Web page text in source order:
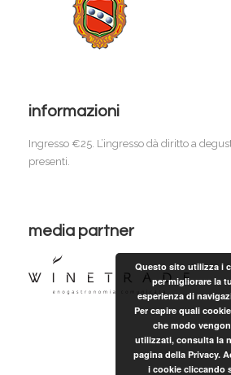
informazioni
Ingresso €25. L’ingresso dà diritto a
presenti.
media partner
Questo sito utilizza i
per migliorare la
esperienza di
Per capire quali
che modo
utilizzati, consulta la
pagina della Privacy.
i cookie cliccando